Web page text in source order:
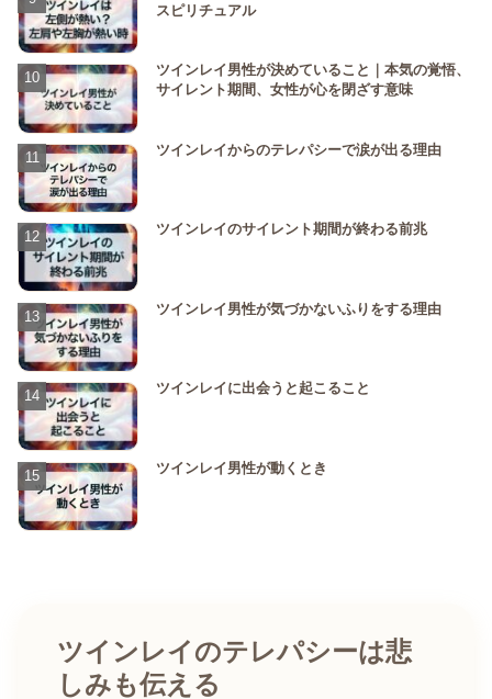
スピリチュアル
ツインレイ男性が決めていること｜本気の覚悟、
サイレント期間、女性が心を閉ざす意味
ツインレイからのテレパシーで涙が出る理由
ツインレイのサイレント期間が終わる前兆
ツインレイ男性が気づかないふりをする理由
ツインレイに出会うと起こること
ツインレイ男性が動くとき
ツインレイのテレパシーは悲
しみも伝える